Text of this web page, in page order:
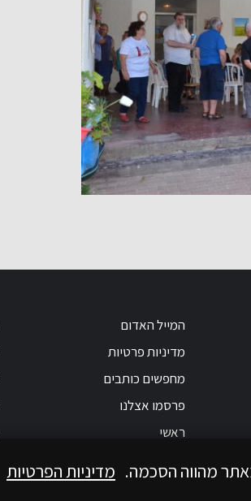
המייל האדום
מדיניות פרטיות
מחפשים כותבים
פרסמו אצלנו
ראשי
מהווה הסכמה. מדיניות הפרטיות